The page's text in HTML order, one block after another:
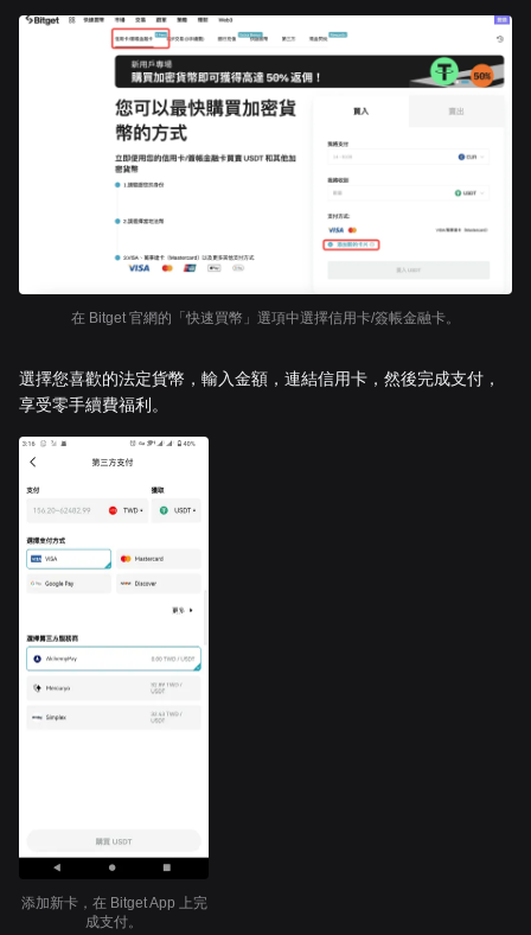
在 Bitget 官網的「快速買幣」選項中選擇信用卡/簽帳金融卡。
選擇您喜歡的法定貨幣，輸入金額，連結信用卡，然後完成支付，
享受零手續費福利。
添加新卡，在 Bitget App 上完
成支付。